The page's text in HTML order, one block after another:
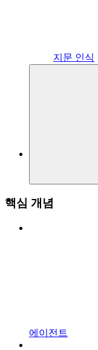
지문 인식
핵심 개념
에이전트